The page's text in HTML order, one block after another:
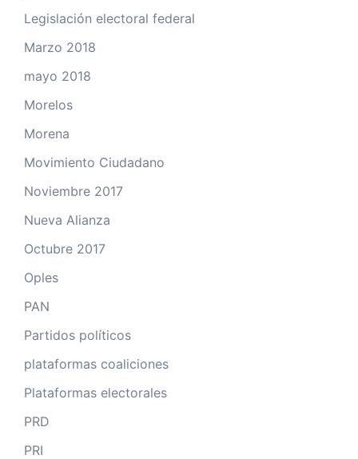
Legislación electoral federal
Marzo 2018
mayo 2018
Morelos
Morena
Movimiento Ciudadano
Noviembre 2017
Nueva Alianza
Octubre 2017
Oples
PAN
Partidos políticos
plataformas coaliciones
Plataformas electorales
PRD
PRI